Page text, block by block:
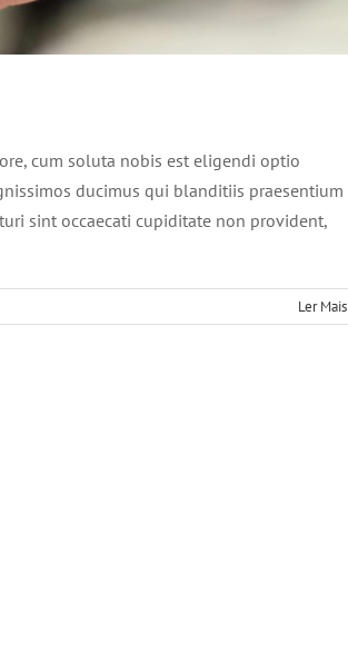
cum soluta nobis est eligendi optio
ducimus qui blanditiis praesentium
sint occaecati cupiditate non provident,
Ler Mais